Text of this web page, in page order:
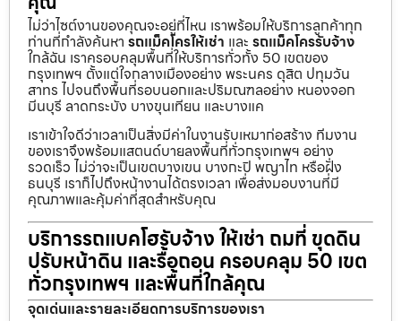
ไม่ว่าไซต์งานของคุณจะอยู่ที่ไหน เราพร้อมให้บริการลูกค้าทุก
ท่านที่กำลังค้นหา รถแม็คโครให้เช่า และ รถแม็คโครรับจ้าง
ใกล้ฉัน เราครอบคลุมพื้นที่ให้บริการทั่วทั้ง 50 เขตของ
กรุงเทพฯ ตั้งแต่ใจกลางเมืองอย่าง พระนคร ดุสิต ปทุมวัน
สาทร ไปจนถึงพื้นที่รอบนอกและปริมณฑลอย่าง หนองจอก
มีนบุรี ลาดกระบัง บางขุนเทียน และบางแค
เราเข้าใจดีว่าเวลาเป็นสิ่งมีค่าในงานรับเหมาก่อสร้าง ทีมงาน
ของเราจึงพร้อมแสตนด์บายลงพื้นที่ทั่วกรุงเทพฯ อย่าง
รวดเร็ว ไม่ว่าจะเป็นเขตบางเขน บางกะปิ พญาไท หรือฝั่ง
ธนบุรี เราก็ไปถึงหน้างานได้ตรงเวลา เพื่อส่งมอบงานที่มี
คุณภาพและคุ้มค่าที่สุดสำหรับคุณ
บริการรถแบคโฮรับจ้าง ให้เช่า ถมที่ ขุดดิน
ปรับหน้าดิน และรื้อถอน ครอบคลุม 50 เขต
ทั่วกรุงเทพฯ และพื้นที่ใกล้คุณ
จุดเด่นและรายละเอียดการบริการของเรา